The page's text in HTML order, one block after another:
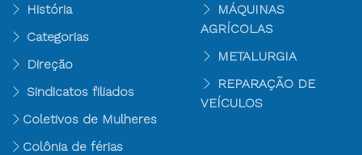
História
Categorias
Direção
Sindicatos filiados
Coletivos de Mulheres
Colônia de férias
MÁQUINAS
AGRÍCOLAS
METALURGIA
REPARAÇÃO DE
VEÍCULOS